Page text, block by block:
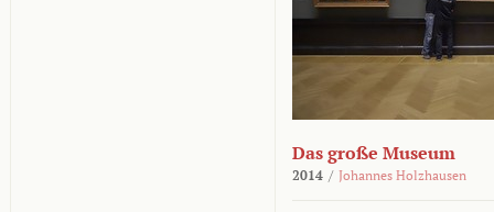
Das große Museum
2014 / Johannes Holzhausen